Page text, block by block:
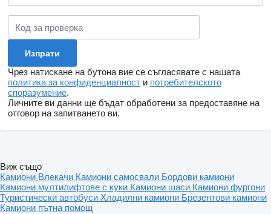
Чрез натискане на бутона вие се съгласявате с нашата
политика за конфиденциалност и потребителското
споразумение.
Личните ви данни ще бъдат обработени за предоставяне на
отговор на запитването ви.
Виж също
Камиони Влекачи Камиони самосвали Бордови камиони
Камиони мултилифтове с куки Камиони шаси Камиони фургони
Туристически автобуси Хладилни камиони Брезентови камиони
Камиони пътна помощ